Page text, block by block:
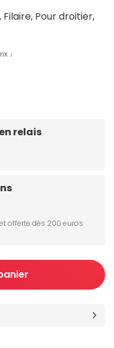
Pour droitier,
↓
relais
offerte dès 200 euros